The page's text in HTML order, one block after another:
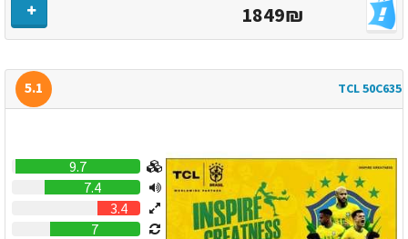
1849₪
TCL 50C635
5.1
9.7
7.4
3.4
7